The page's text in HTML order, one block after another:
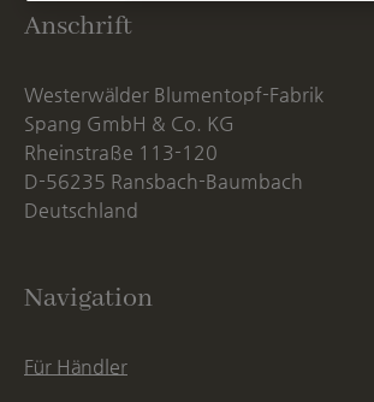
Anschrift
Westerwälder Blumentopf-Fabrik
Spang GmbH & Co. KG
Rheinstraße 113-120
D-56235 Ransbach-Baumbach
Deutschland
Navigation
Für Händler